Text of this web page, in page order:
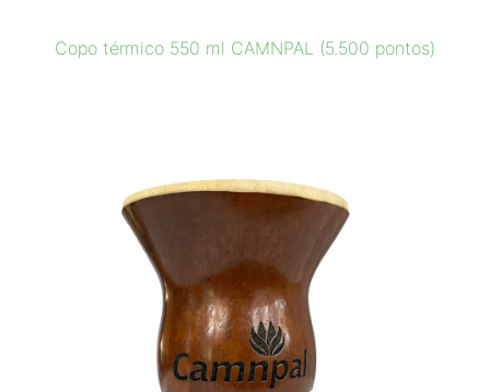
Copo térmico 550 ml CAMNPAL (5.500 pontos)